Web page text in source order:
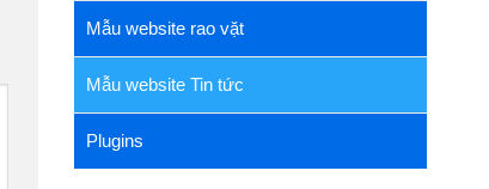
Mẫu website rao vặt
Mẫu website Tin tức
Plugins